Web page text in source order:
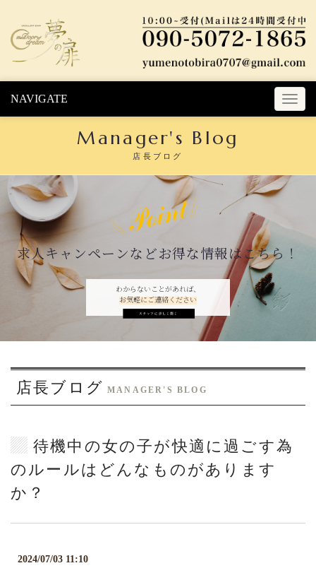
T
o
e
g
NAVIGATE
Manager's Blog
店長ブログ
わからないことがあれば、
お気軽にご連絡ください
求人キャンペーンなどお得な情報はこちら！
店長ブログ MANAGER'S BLOG
待機中の女の子が快適に過ごす為
のルールはどんなものがあります
か？
2024/07/03 11:10